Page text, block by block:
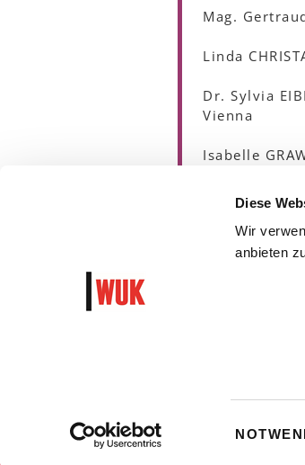
Diese
Wir
anbieten
Mag.
Linda
Dr. Sylvia
Vienna
Isabelle
Ingeborg
Dr. Christine
GTC